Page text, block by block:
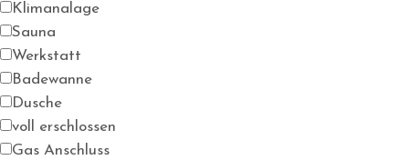
Klimanalage
Sauna
Werkstatt
Badewanne
Dusche
voll erschlossen
Gas Anschluss